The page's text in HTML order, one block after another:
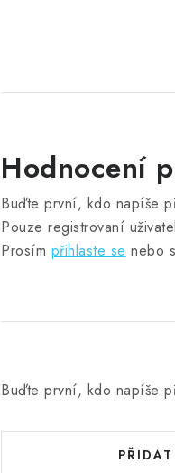
Hodnocení
Buďte první, kdo napíše
Pouze registrovaní
Prosím přihlaste se nebo
Buďte první, kdo napíše